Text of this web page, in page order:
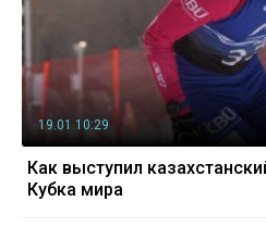
19.01 10:29
Как выступил
Кубка мира